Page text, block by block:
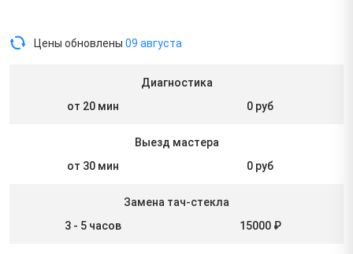
Цены обновлены 09 августа
Диагностика
от 20 мин
0 руб
Выезд мастера
от 30 мин
0 руб
Замена тач-стекла
3 - 5 часов
15000 ₽